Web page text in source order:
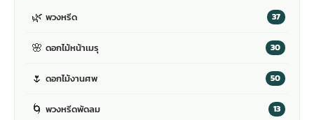
🌿 พวงหรีด 37
🌸 ดอกไม้หน้าเมรุ 30
🌷 ดอกไม้งานศพ 50
🌀 พวงหรีดพัดลม 13